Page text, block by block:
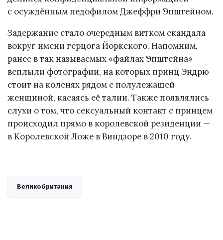
с осуждённым педофилом Джеффри Эпштейном.
Задержание стало очередным витком скандала
вокруг имени герцога Йоркского. Напомним,
ранее в так называемых «файлах Эпштейна»
всплыли фотографии, на которых принц Эндрю
стоит на коленях рядом с полулежащей
женщиной, касаясь её талии. Также появлялись
слухи о том, что сексуальный контакт с принцем
происходил прямо в королевской резиденции —
в Королевской Ложе в Виндзоре в 2010 году.
Великобритания